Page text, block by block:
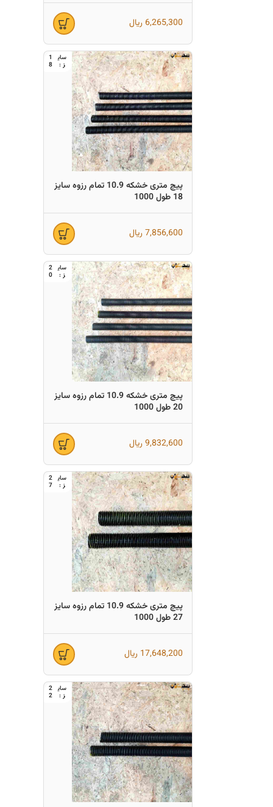
6,265,300 ریال
1
8
پیچ متری خشکه 10.9 تمام رزوه سایز
18 طول 1000
7,856,600 ریال
2
0
پیچ متری خشکه 10.9 تمام رزوه سایز
20 طول 1000
9,832,600 ریال
2
7
پیچ متری خشکه 10.9 تمام رزوه سایز
27 طول 1000
17,648,200 ریال
2
2